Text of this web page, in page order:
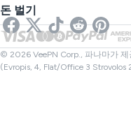
스트리밍을 위한 VPN
넷플릭스 VPN
온라인 SMS
링크 검사기
파일 검사기
영국 VPN
캐나다 VPN
터키 VPN
돈 벌기
제휴사
© 2026 VeePN Corp., 파나마가 제
(Evropis, 4, Flat/Office 3 Strovolos